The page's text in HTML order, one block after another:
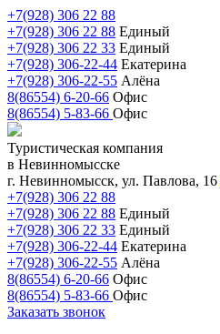
+7(928) 306 22 88
+7(928) 306 22 88 Единый
+7(928) 306 22 33 Единый
+7(928) 306-22-44 Екатерина
+7(928) 306-22-55 Алёна
8(86554) 6-20-66 Офис
8(86554) 5-83-66 Офис
Туристическая компания
в Невинномысске
г. Невинномысск, ул. Павлова, 16
+7(928) 306 22 88
+7(928) 306 22 88 Единый
+7(928) 306 22 33 Единый
+7(928) 306-22-44 Екатерина
+7(928) 306-22-55 Алёна
8(86554) 6-20-66 Офис
8(86554) 5-83-66 Офис
Заказать звонок